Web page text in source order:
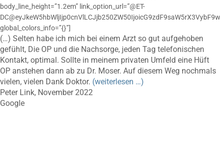
body_line_height=”1.2em” link_option_url=”@ET-
global_colors_info=”{}”]
(…) Selten habe ich mich bei einem Arzt so gut aufgehoben
gefühlt, Die OP und die Nachsorge, jeden Tag telefonischen
Kontakt, optimal. Sollte in meinem privaten Umfeld eine Hüft
OP anstehen dann ab zu Dr. Moser. Auf diesem Weg nochmals
vielen, vielen Dank Doktor. (weiterlesen …)
Peter Link, November 2022
Google